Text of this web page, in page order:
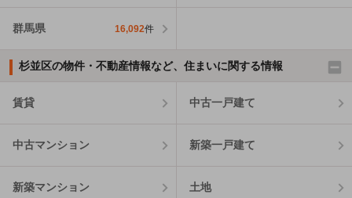
群馬県 16,092件
杉並区の物件・不動産情報など、住まいに関する情報
賃貸 中古一戸建て
中古マンション 新築一戸建て
新築マンション 土地